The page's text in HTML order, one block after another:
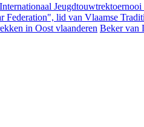
Internationaal
lid van Vlaamse
in Oost vlaanderen Beker van